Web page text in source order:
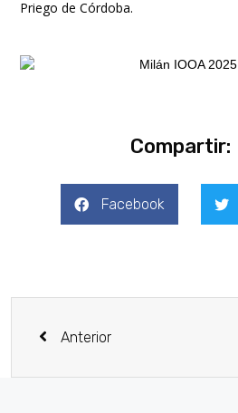
Priego de Córdoba.
Compartir:
Facebook
Anterior